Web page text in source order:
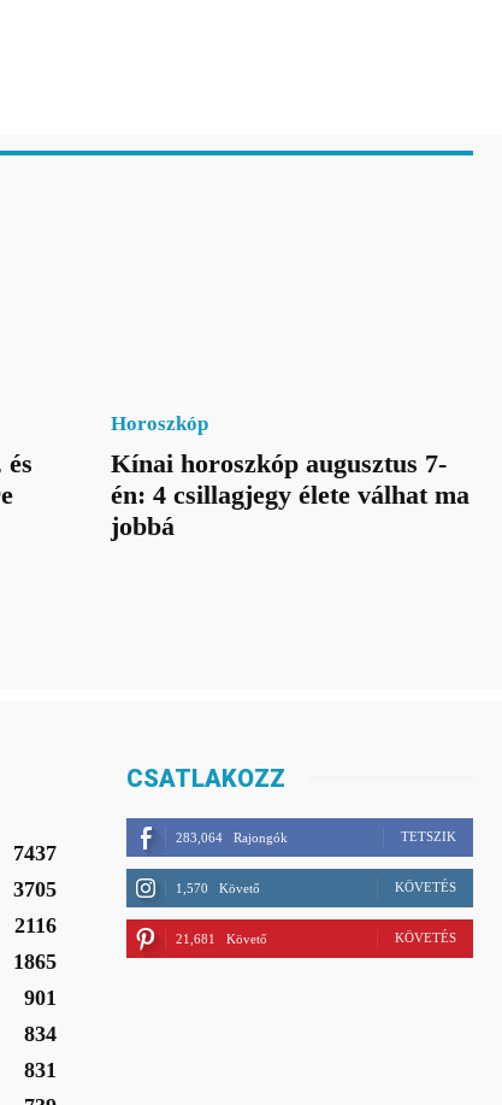
Horoszkóp
Kínai horoszkóp augusztus 7-
én: 4 csillagjegy élete válhat ma
jobbá
7437
3705
2116
1865
901
834
831
CSATLAKOZZ
283,064 Rajongók TETSZIK
1,570 Követő KÖVETÉS
21,681 Követő KÖVETÉS